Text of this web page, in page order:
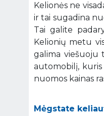
Kelionės ne
ir tai sugadina
Tai galite
Kelionių metu
galima viešuoju
automobilį, kuris
nuomos kainas
Mėgstate